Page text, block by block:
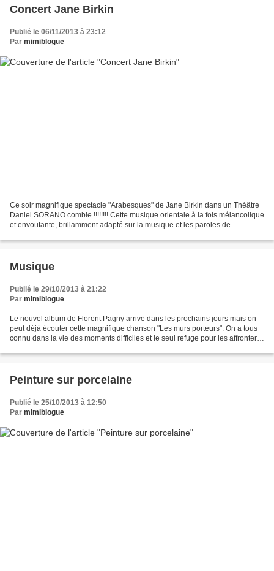
Concert Jane Birkin
Publié le 06/11/2013 à 23:12
Par mimiblogue
Ce soir magnifique spectacle "Arabesques" de Jane Birkin dans un Théâtre
Daniel SORANO comble !!!!!!!! Cette musique orientale à la fois mélancolique
et envoutante, brillamment adapté sur la musique et les paroles de
Musique
Publié le 29/10/2013 à 21:22
Par mimiblogue
Le nouvel album de Florent Pagny arrive dans les prochains jours mais on
peut déjà écouter cette magnifique chanson "Les murs porteurs". On a tous
connu dans la vie des moments difficiles et le seul refuge pour les affronter
Peinture sur porcelaine
Publié le 25/10/2013 à 12:50
Par mimiblogue